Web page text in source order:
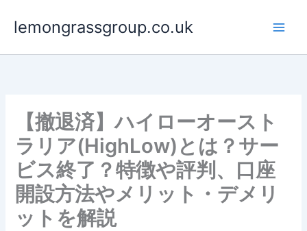
lemongrassgroup.co.uk
【撤退済】ハイローオースト
ラリア(HighLow)とは？サー
ビス終了？特徴や評判、口座
開設方法やメリット・デメリ
ットを解説